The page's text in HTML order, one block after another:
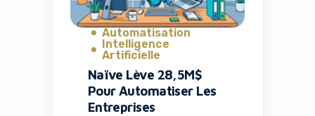
Automatisation
Intelligence
Artificielle
Naïve Lève 28,5M$
Pour Automatiser Les
Entreprises